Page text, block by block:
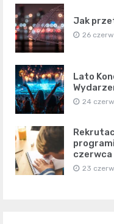
Jak
26
Lato
24
czerwca
23